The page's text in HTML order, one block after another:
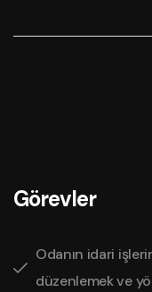
Görevler
Odanın idari
düzenlemek ve